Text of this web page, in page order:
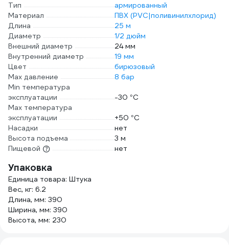
Тип
армированный
Материал
ПВХ (PVC|поливинилхлорид)
Длина
25 м
Диаметр
1/2 дюйм
Внешний диаметр
24 мм
Внутренний диаметр
19 мм
Цвет
бирюзовый
Max давление
8 бар
Min температура
эксплуатации
-30 °С
Мах температура
эксплуатации
+50 °С
Насадки
нет
Высота подъема
3 м
Пищевой
нет
Упаковка
Единица товара: Штука
Вес, кг: 6.2
Длина, мм: 390
Ширина, мм: 390
Высота, мм: 230